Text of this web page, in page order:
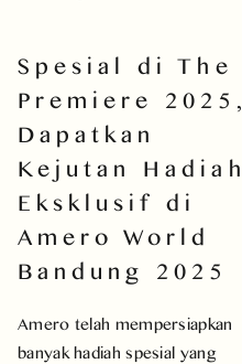
Spesial di The
Premiere 2025,
Dapatkan
Kejutan Hadiah
Eksklusif di
Amero World
Bandung 2025
Amero telah mempersiapkan
banyak hadiah spesial yang